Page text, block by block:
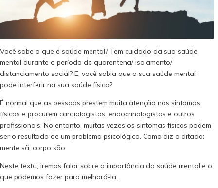
Você sabe o que é saúde mental? Tem cuidado da sua saúde
mental durante o período de quarentena/ isolamento/
distanciamento social? E, você sabia que a sua saúde mental
pode interferir na sua saúde física?
É normal que as pessoas prestem muita atenção nos sintomas
físicos e procurem cardiologistas, endocrinologistas e outros
profissionais. No entanto, muitas vezes os sintomas físicos podem
ser o resultado de um problema psicológico. Como diz o ditado:
mente sã, corpo são.
Neste texto, iremos falar sobre a importância da saúde mental e o
que podemos fazer para melhorá-la.